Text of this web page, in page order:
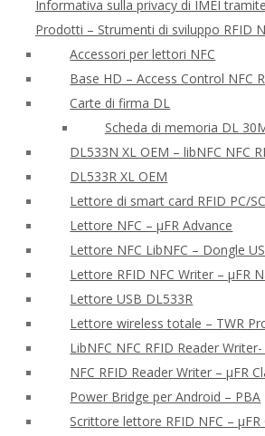
Informativa sulla privacy di IMEI
Prodotti – Strumenti di sviluppo RFID
Accessori per lettori NFC
Base HD – Access Control NFC
Carte di firma DL
Scheda di memoria DL
DL533N XL OEM – libNFC NFC
DL533R XL OEM
Lettore di smart card RFID PC/
Lettore NFC – μFR Advance
Lettore NFC LibNFC – Dongle
Lettore RFID NFC Writer – μFR
Lettore USB DL533R
Lettore wireless totale – TWR
LibNFC NFC RFID Reader
NFC RFID Reader Writer – μFR
Power Bridge per Android – PBA
Scrittore lettore RFID NFC – μFR